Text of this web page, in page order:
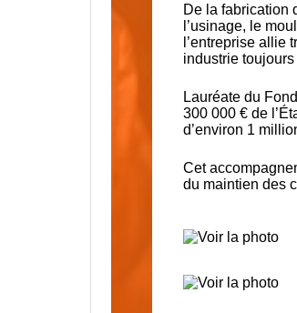
De la fabrication
l’usinage, le
l’entreprise allie
industrie
Lauréate du
300 000 € de
d’environ 1
Cet
du maintien des